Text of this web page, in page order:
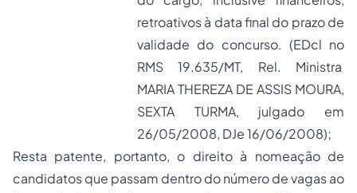
retroativos à data final do prazo de
validade do concurso. (EDcl no
RMS 19.635/MT, Rel. Ministra
MARIA THEREZA DE ASSIS MOURA,
SEXTA TURMA, julgado em
26/05/2008, DJe 16/06/2008);
Resta patente, portanto, o direito à nomeação de
candidatos que passam dentro do número de vagas ao